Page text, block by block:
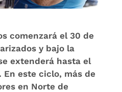
comenzará el 30 de
y bajo la
extenderá hasta el
En este ciclo, más de
en Norte de